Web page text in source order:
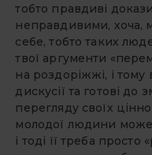
тобто правдиві
неправдивими, хоча,
себе, тобто таких
твої аргументи
на роздоріжжі, і
дискусії та готові до
перегляду своїх
молодої людини може
і тоді її треба